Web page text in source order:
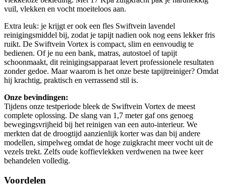
vuil, vlekken en vocht moeiteloos aan.
Extra leuk: je krijgt er ook een fles Swiftvein lavendel
reinigingsmiddel bij, zodat je tapijt nadien ook nog eens lekker fris
ruikt. De Swiftvein Vortex is compact, slim en eenvoudig te
bedienen. Of je nu een bank, matras, autostoel of tapijt
schoonmaakt, dit reinigingsapparaat levert professionele resultaten
zonder gedoe. Maar waarom is het onze beste tapijtreiniger? Omdat
hij krachtig, praktisch en verrassend stil is.
Onze bevindingen:
Tijdens onze testperiode bleek de Swiftvein Vortex de meest
complete oplossing. De slang van 1,7 meter gaf ons genoeg
bewegingsvrijheid bij het reinigen van een auto-interieur. We
merkten dat de droogtijd aanzienlijk korter was dan bij andere
modellen, simpelweg omdat de hoge zuigkracht meer vocht uit de
vezels trekt. Zelfs oude koffievlekken verdwenen na twee keer
behandelen volledig.
Voordelen